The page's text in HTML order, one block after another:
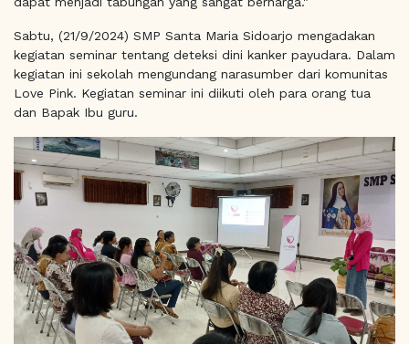
Sabtu, (21/9/2024) SMP Santa Maria Sidoarjo mengadakan
kegiatan seminar tentang deteksi dini kanker payudara. Dalam
kegiatan ini sekolah mengundang narasumber dari komunitas
Love Pink. Kegiatan seminar ini diikuti oleh para orang tua
dan Bapak Ibu guru.